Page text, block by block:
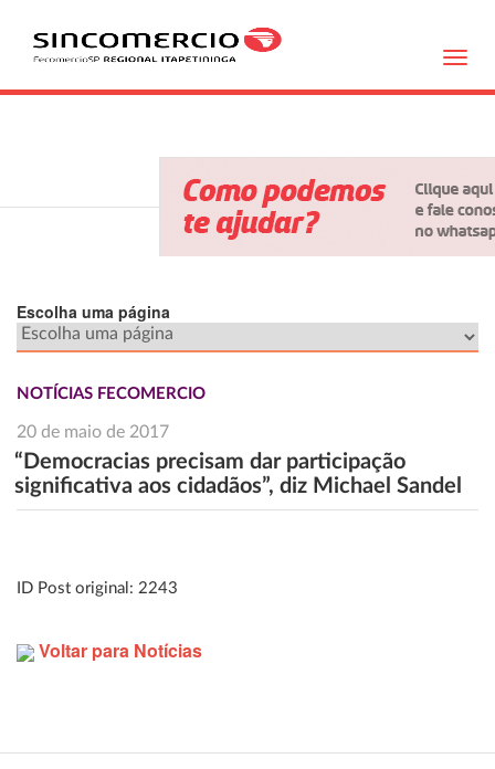
Escolha uma página
NOTÍCIAS FECOMERCIO
20 de maio de 2017
“Democracias precisam dar participação
significativa aos cidadãos”, diz Michael Sandel
ID Post original: 2243
Voltar para Notícias